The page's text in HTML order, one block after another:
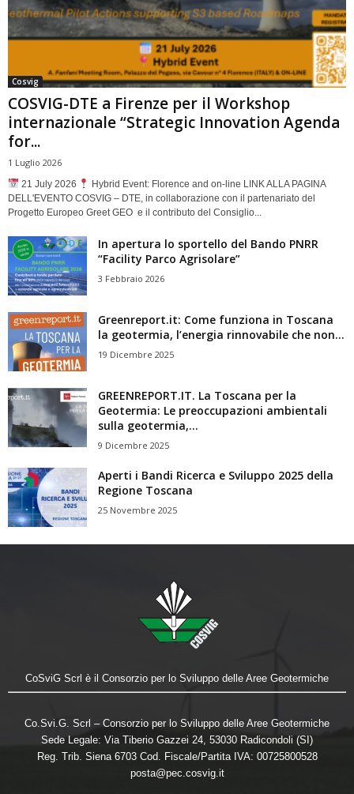
Cosvig
COSVIG-DTE a Firenze per il Workshop
internazionale “Strategic Innovation Agenda
for...
1 Luglio 2026
21 July 2026
Hybrid Event: Florence and on-line LINK ALLA PAGINA
DELL'EVENTO COSVIG – DTE, in collaborazione con il partenariato del
Progetto Europeo Greet GEO e il contributo del Consiglio...
In apertura lo sportello del Bando PNRR
“Facility Parco Agrisolare”
3 Febbraio 2026
Greenreport.it: Come funziona in Toscana
la geotermia, l’energia rinnovabile che non...
19 Dicembre 2025
GREENREPORT.IT. La Toscana per la
Geotermia: Le preoccupazioni ambientali
sulla geotermia,...
9 Dicembre 2025
Aperti i Bandi Ricerca e Sviluppo 2025 della
Regione Toscana
25 Novembre 2025
CoSviG Scrl è il Consorzio per lo Sviluppo delle Aree Geotermiche
Co.Svi.G. Scrl – Consorzio per lo Sviluppo delle Aree Geotermiche
Sede Legale: Via Tiberio Gazzei 24, 53030 Radicondoli (SI)
Reg. Trib. Siena 6703 Cod. Fiscale/Partita IVA: 00725800528
posta@pec.cosvig.it